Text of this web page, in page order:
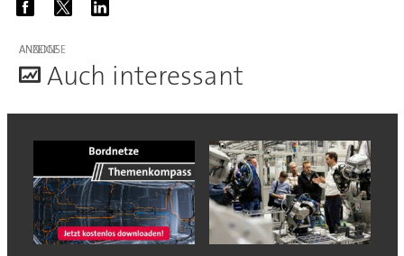
ANZEIGE
Auch interessant